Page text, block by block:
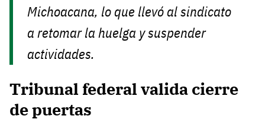
Michoacana, lo que llevó al sindicato
a retomar la huelga y suspender
actividades.
Tribunal federal valida cierre
de puertas